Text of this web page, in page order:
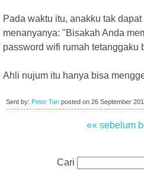
Pada waktu itu, anakku tak
menanyanya: "Bisakah Anda
password wifi rumah tetanggaku
Ahli nujum itu hanya bisa
Sent by: Peter Tan posted on 26 September
«« sebelum
Cari